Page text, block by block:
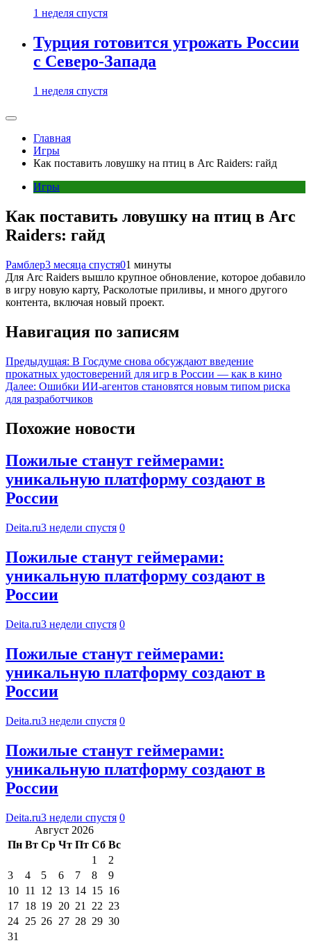
1 неделя спустя
Турция готовится угрожать России
с Северо-Запада
1 неделя спустя
Главная
Игры
Как поставить ловушку на птиц в Arc Raiders: гайд
Игры
Как поставить ловушку на птиц в Arc
Raiders: гайд
Рамблер3 месяца спустя01 минуты
Для Arc Raiders вышло крупное обновление, которое добавило
в игру новую карту, Расколотые приливы, и много другого
контента, включая новый проект.
Навигация по записям
Предыдущая: В Госдуме снова обсуждают введение
прокатных удостоверений для игр в России — как в кино
Далее: Ошибки ИИ-агентов становятся новым типом риска
для разработчиков
Похожие новости
Пожилые станут геймерами:
уникальную платформу создают в
России
Deita.ru3 недели спустя 0
Пожилые станут геймерами:
уникальную платформу создают в
России
Deita.ru3 недели спустя 0
Пожилые станут геймерами:
уникальную платформу создают в
России
Deita.ru3 недели спустя 0
Пожилые станут геймерами:
уникальную платформу создают в
России
Deita.ru3 недели спустя 0
Август 2026
Пн Вт Ср Чт Пт Сб Вс
1
2
3
4 5 6 7 8
9
10 11 12 13 14 15 16
17 18 19 20 21 22 23
24 25 26 27 28 29 30
31